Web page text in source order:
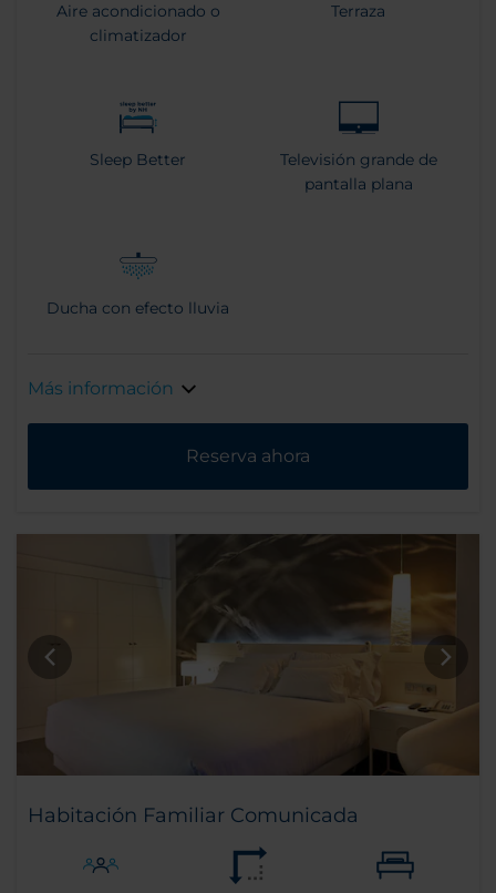
Aire acondicionado o
climatizador
Terraza
Sleep Better
Televisión grande de
pantalla plana
Ducha con efecto lluvia
Más información
Reserva ahora
Habitación Familiar Comunicada